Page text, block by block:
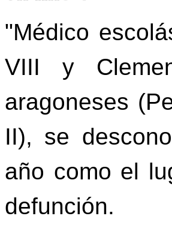
"Médico
VIII y
aragoneses
II), se
año como el
defunción.